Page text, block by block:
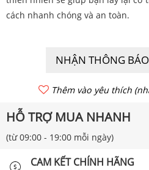
cách nhanh chóng và an toàn.
NHẬN THÔNG
Thêm vào yêu thích
HỖ TRỢ MUA NHANH
(từ 09:00 - 19:00 mỗi ngày)
CAM KẾT CHÍNH HÃNG